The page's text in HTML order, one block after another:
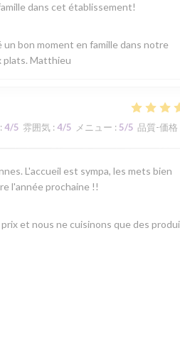
dans cet établissement!
bon moment en famille dans notre
plats. Matthieu
: 4/5 雰囲気 : 4/5 メニュー : 5/5 品質-価格
L'accueil est sympa, les mets bien
l'année prochaine !!
et nous ne cuisinons que des